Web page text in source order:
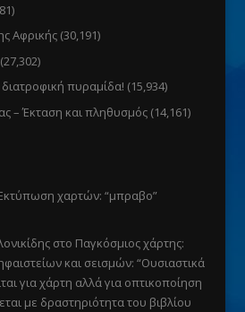
Αφρικής (30,191)
(27,302)
πυραμίδα! (15,934)
– Έκταση και πληθυσμός (14,161)
χαρτών: “μπραβο”
στο Παγκόσμιος χάρτης:
και σεισμών: “Ουσιαστικά
για χάρτη αλλά για οπτικοποίηση
με δραστηριότητα του βιβλίου